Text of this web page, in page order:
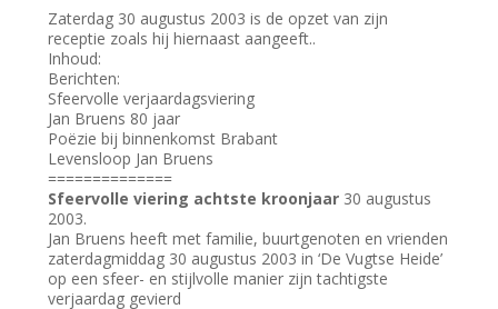
Zaterdag 30 augustus 2003 is de opzet van zijn
receptie zoals hij hiernaast aangeeft..
Inhoud:
Berichten:
Sfeervolle verjaardagsviering
Jan Bruens 80 jaar
Poëzie bij binnenkomst Brabant
Levensloop Jan Bruens
==============
Sfeervolle viering achtste kroonjaar 30 augustus
2003.
Jan Bruens heeft met familie, buurtgenoten en vrienden
zaterdagmiddag 30 augustus 2003 in ‘De Vugtse Heide’
op een sfeer- en stijlvolle manier zijn tachtigste
verjaardag gevierd